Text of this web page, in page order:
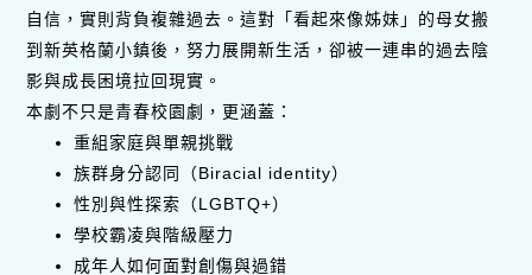
自信，實則背負複雜過去。這對「看起來像姊妹」的母女搬
到新英格蘭小鎮後，努力展開新生活，卻被一連串的過去陰
影與成長困境拉回現實。
本劇不只是青春校園劇，更涵蓋：
重組家庭與單親挑戰
族群身分認同（Biracial identity）
性別與性探索（LGBTQ+）
學校霸凌與階級壓力
成年人如何面對創傷與過錯